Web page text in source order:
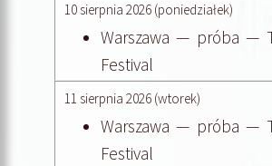
10 sierpnia 2026 (poniedziałek)
Warszawa — próba —
Festival
11 sierpnia 2026 (wtorek)
Warszawa — próba —
Festival